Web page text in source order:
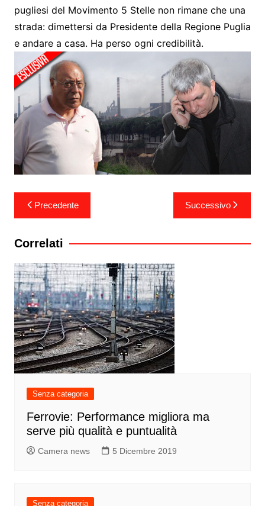
pugliesi del Movimento 5 Stelle non rimane che una
strada: dimettersi da Presidente della Regione Puglia
e andare a casa. Ha perso ogni credibilità.
Navigazione
articoli
Precedente Successivo
Correlati
Senza categoria
Ferrovie: Performance migliora ma
serve più qualità e puntualità
Camera news 5 Dicembre 2019
Senza categoria